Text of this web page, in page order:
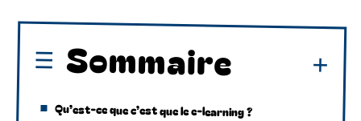
Sommaire
Qu’est-ce que c’est que le e-learning ?